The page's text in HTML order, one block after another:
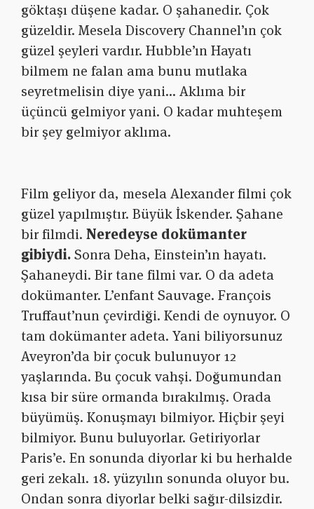
göktaşı düşene kadar. O şahanedir. Çok
güzeldir. Mesela Discovery Channel’ın çok
güzel şeyleri vardır. Hubble’ın Hayatı
bilmem ne falan ama bunu mutlaka
seyretmelisin diye yani… Aklıma bir
üçüncü gelmiyor yani. O kadar muhteşem
bir şey gelmiyor aklıma.
Film geliyor da, mesela Alexander filmi çok
güzel yapılmıştır. Büyük İskender. Şahane
bir filmdi. Neredeyse dokümanter
gibiydi.Sonra Deha, Einstein’ın hayatı.
Şahaneydi. Bir tane filmi var. O da adeta
dokümanter. L’enfant Sauvage. François
Truffaut’nun çevirdiği. Kendi de oynuyor. O
tam dokümanter adeta. Yani biliyorsunuz
Aveyron’da bir çocuk bulunuyor 12
yaşlarında. Bu çocuk vahşi. Doğumundan
kısa bir süre ormanda bırakılmış. Orada
büyümüş. Konuşmayı bilmiyor. Hiçbir şeyi
bilmiyor. Bunu buluyorlar. Getiriyorlar
Paris’e. En sonunda diyorlar ki bu herhalde
geri zekalı. 18. yüzyılın sonunda oluyor bu.
Ondan sonra diyorlar belki sağır-dilsizdir.